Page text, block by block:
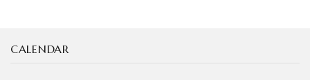
CALENDAR